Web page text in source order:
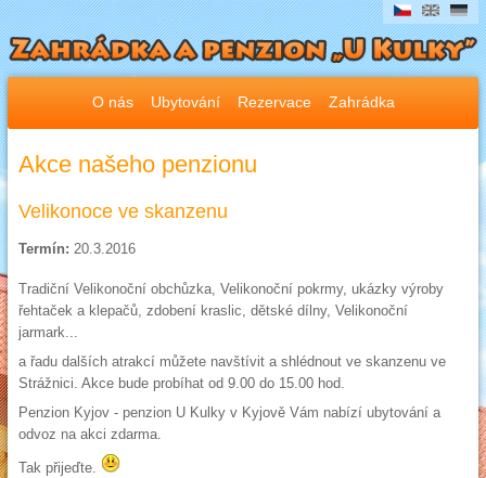
O nás Ubytování Rezervace Zahrádka
Akce našeho penzionu
Velikonoce ve skanzenu
Termín: 20.3.2016
Tradiční Velikonoční obchůzka, Velikonoční pokrmy, ukázky výroby
řehtaček a klepačů, zdobení kraslic, dětské dílny, Velikonoční
jarmark...
a řadu dalších atrakcí můžete navštívit a shlédnout ve skanzenu ve
Strážnici. Akce bude probíhat od 9.00 do 15.00 hod.
Penzion Kyjov - penzion U Kulky v Kyjově Vám nabízí ubytování a
odvoz na akci zdarma.
Tak přijeďte.